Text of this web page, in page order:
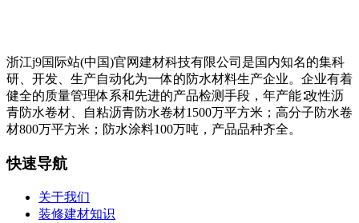
浙江j9国际站(中国)官网建材科技有限公司是国内知名的集科
研、开发、生产自动化为一体的防水材料生产企业。企业有着
健全的质量管理体系和先进的产品检测手段，年产能∶改性沥
青防水卷材、自粘沥青防水卷材1500万平方米；高分子防水卷
材800万平方米；防水涂料100万吨，产品品种齐全。
快速导航
关于我们
装修建材知识